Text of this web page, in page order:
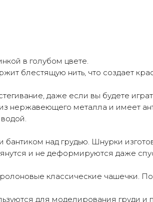
в голубом цвете.
блестящую нить, что создает
даже если вы будете
нержавеющего металла и имеет
над грудью. Шнурки
и не деформируются даже
классические чашечки.
для моделирования груди и